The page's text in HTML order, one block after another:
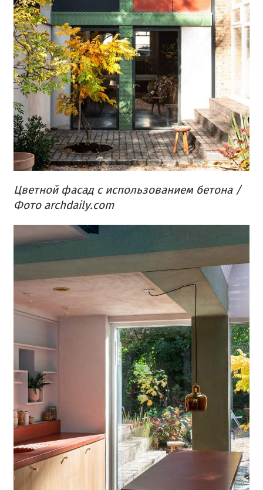
Цветной фасад с использованием бетона /
Фото archdaily.com